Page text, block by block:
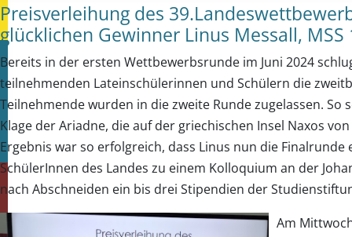
Preisverleihung des
glücklichen Gewinner Linus Messall, MSS
Bereits in der ersten Wettbewerbsrunde im Juni 2024
teilnehmenden Lateinschülerinnen und Schülern die
Teilnehmende wurden in die zweite Runde zugelassen.
Klage der Ariadne, die auf der griechischen Insel Naxos
Ergebnis war so erfolgreich, dass Linus nun die
SchülerInnen des Landes zu einem Kolloquium an der
nach Abschneiden ein bis drei Stipendien der
Am